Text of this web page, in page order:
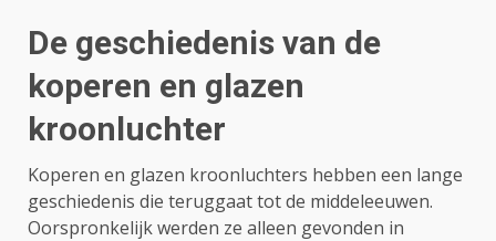
De geschiedenis van de
koperen en glazen
kroonluchter
Koperen en glazen kroonluchters hebben een lange
geschiedenis die teruggaat tot de middeleeuwen.
Oorspronkelijk werden ze alleen gevonden in